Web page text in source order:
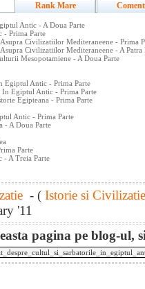
Rank Mare
Antic - A Doua Parte
- Prima Parte
Civilizatiilor Mediteraneene - Prima
Civilizatiilor Mediteraneene - A Patra
Mesopotamiene - A Doua Parte
Egiptul Antic - Prima Parte
In Egiptul Antic - Prima Parte
Egipteana - Prima Parte
Antic - Prima Parte
- A Doua Parte
Parte
- A Treia Parte
- ( Istorie si
'11
pagina pe blog-ul,